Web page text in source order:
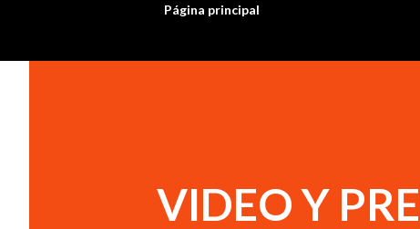
Página principal
VIDEO Y